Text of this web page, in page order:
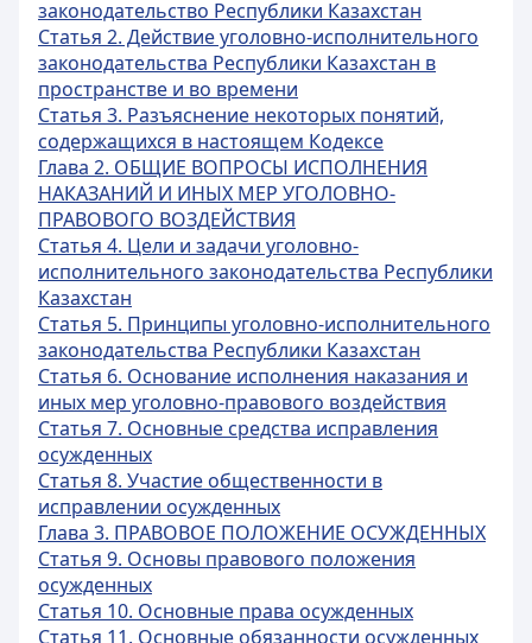
законодательство Республики Казахстан
Статья 2. Действие уголовно-исполнительного
законодательства Республики Казахстан в
пространстве и во времени
Статья 3. Разъяснение некоторых понятий,
содержащихся в настоящем Кодексе
Глава 2. ОБЩИЕ ВОПРОСЫ ИСПОЛНЕНИЯ
НАКАЗАНИЙ И ИНЫХ МЕР УГОЛОВНО-
ПРАВОВОГО ВОЗДЕЙСТВИЯ
Статья 4. Цели и задачи уголовно-
исполнительного законодательства Республики
Казахстан
Статья 5. Принципы уголовно-исполнительного
законодательства Республики Казахстан
Статья 6. Основание исполнения наказания и
иных мер уголовно-правового воздействия
Статья 7. Основные средства исправления
осужденных
Статья 8. Участие общественности в
исправлении осужденных
Глава 3. ПРАВОВОЕ ПОЛОЖЕНИЕ ОСУЖДЕННЫХ
Статья 9. Основы правового положения
осужденных
Статья 10. Основные права осужденных
Статья 11. Основные обязанности осужденных